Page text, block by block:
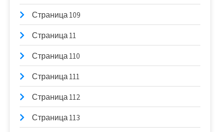
Страница 109
Страница 11
Страница 110
Страница 111
Страница 112
Страница 113